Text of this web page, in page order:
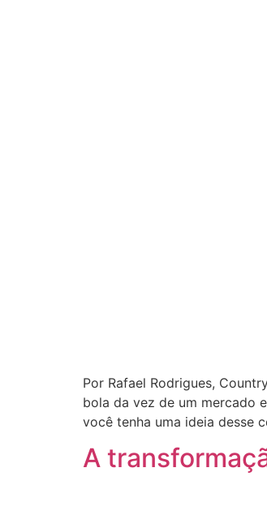
Por Rafael Rodrigues,
bola da vez de um mercado
você tenha uma ideia desse
A